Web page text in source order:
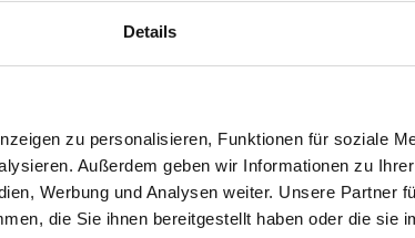
Details
zu personalisieren, Funktionen für soziale
Außerdem geben wir Informationen zu
Werbung und Analysen weiter. Unsere Partner
die Sie ihnen bereitgestellt haben oder die sie